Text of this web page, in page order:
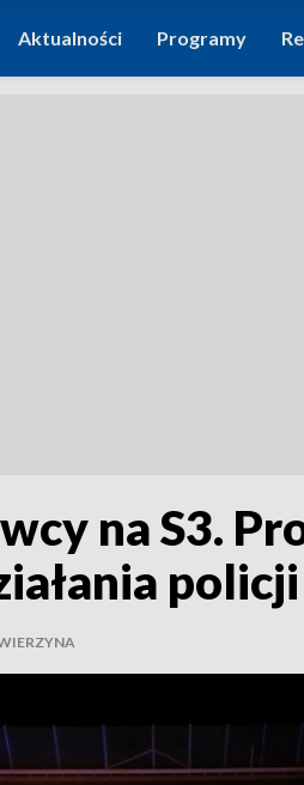
Aktualności Programy
na S3.
policji